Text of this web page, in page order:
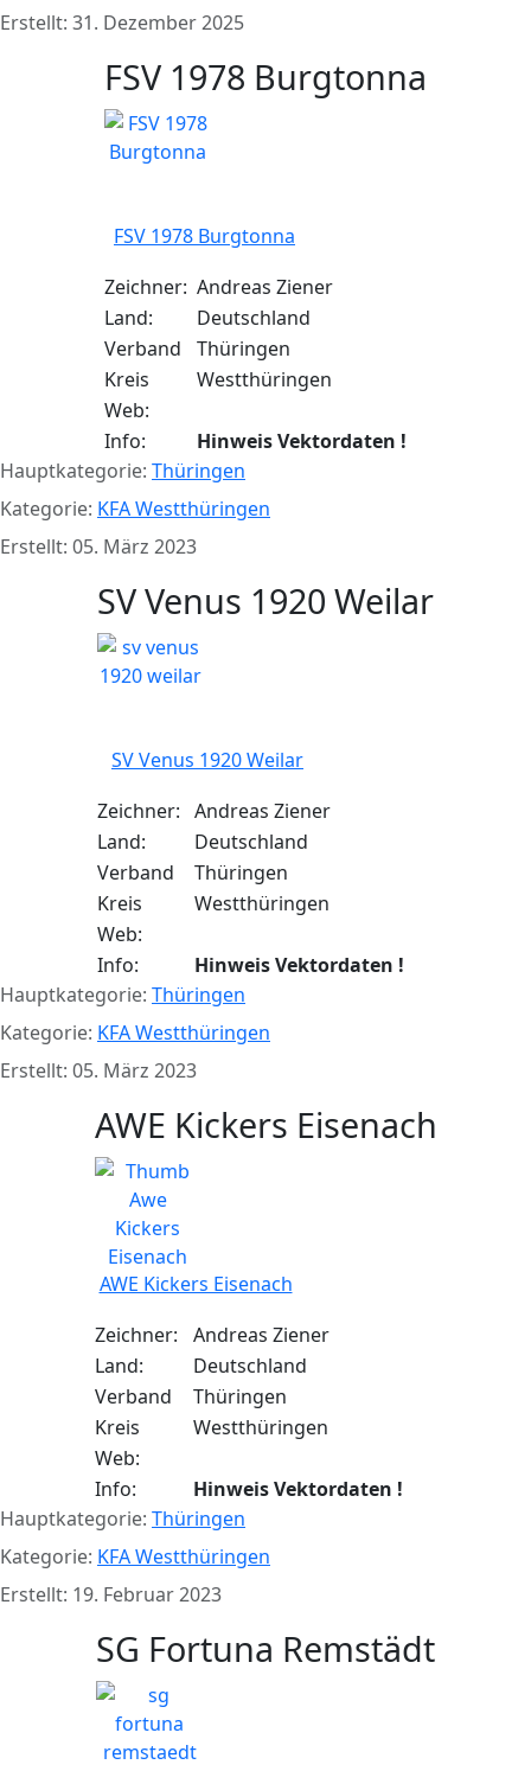
Erstellt: 31. Dezember 2025
FSV 1978 Burgtonna
FSV 1978 Burgtonna
Zeichner: Andreas Ziener
Land:
Deutschland
Verband
Thüringen
Kreis
Westthüringen
Web:
Info:
Hinweis Vektordaten !
Hauptkategorie: Thüringen
Kategorie: KFA Westthüringen
Erstellt: 05. März 2023
SV Venus 1920 Weilar
SV Venus 1920 Weilar
Zeichner: Andreas Ziener
Land:
Deutschland
Verband
Thüringen
Kreis
Westthüringen
Web:
Info:
Hinweis Vektordaten !
Hauptkategorie: Thüringen
Kategorie: KFA Westthüringen
Erstellt: 05. März 2023
AWE Kickers Eisenach
AWE Kickers Eisenach
Zeichner:
Andreas Ziener
Land:
Deutschland
Verband
Thüringen
Kreis
Westthüringen
Web:
Info:
Hinweis Vektordaten !
Hauptkategorie: Thüringen
Kategorie: KFA Westthüringen
Erstellt: 19. Februar 2023
SG Fortuna Remstädt